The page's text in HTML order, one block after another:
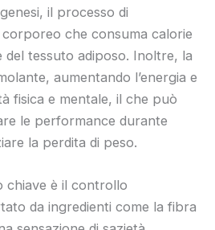
il processo di
che consuma calorie
tessuto adiposo. Inoltre, la
aumentando l’energia e
fisica e mentale, il che può
le performance durante
la perdita di peso.
chiave è il controllo
da ingredienti come la fibra